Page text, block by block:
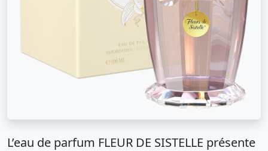
L’eau de parfum FLEUR DE SISTELLE présente